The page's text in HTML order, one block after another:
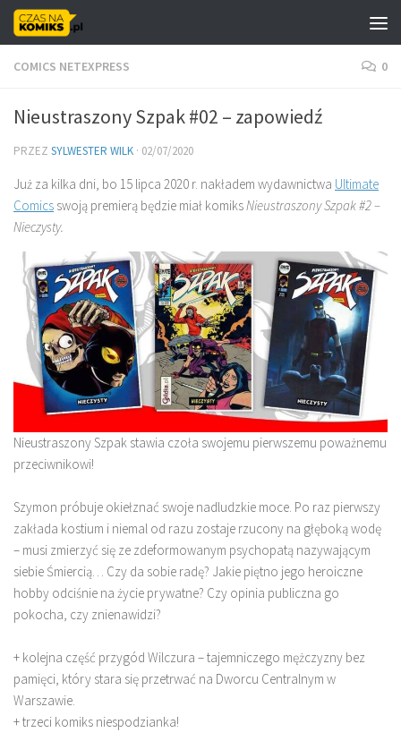
Skip to content
COMICS NETEXPRESS 0
Nieustraszony Szpak #02 – zapowiedź
PRZEZ SYLWESTER WILK · 02/07/2020
Już za kilka dni, bo 15 lipca 2020 r. nakładem wydawnictwa Ultimate
Comics swoją premierą będzie miał komiksNieustraszony Szpak #2 –
Nieczysty.
Nieustraszony Szpak stawia czoła swojemu pierwszemu poważnemu
przeciwnikowi!
Szymon próbuje okiełznać swoje nadludzkie moce. Po raz pierwszy
zakłada kostium i niemal od razu zostaje rzucony na głęboką wodę
– musi zmierzyć się ze zdeformowanym psychopatą nazywającym
siebie Śmiercią… Czy da sobie radę? Jakie piętno jego heroiczne
hobby odciśnie na życie prywatne? Czy opinia publiczna go
pokocha, czy znienawidzi?
+ kolejna część przygód Wilczura – tajemniczego mężczyzny bez
pamięci, który stara się przetrwać na Dworcu Centralnym w
Warszawie.
+ trzeci komiks niespodzianka!